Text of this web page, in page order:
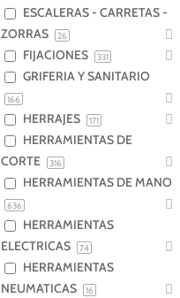
ESCALERAS - CARRETAS -
ZORRAS
26
FIJACIONES 331
GRIFERIA Y SANITARIO
166
HERRAJES 171
HERRAMIENTAS DE
CORTE
316
HERRAMIENTAS DE MANO
636
HERRAMIENTAS
ELECTRICAS
74
HERRAMIENTAS
NEUMATICAS
16